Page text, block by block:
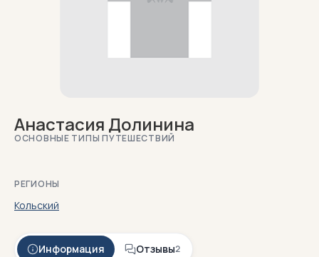
Анастасия Долинина
ОСНОВНЫЕ ТИПЫ ПУТЕШЕСТВИЙ
РЕГИОНЫ
Кольский
Информация Отзывы2